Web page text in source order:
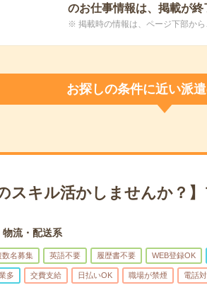
のお仕事情報は、掲載が終
※ 掲載時の情報は、ページ下部から
お探しの条件に近い派
スキル活かしませんか？
物流・配送系
数名募集 英語不要 履歴書不要 WEB登録OK
多 交費支給 日払いOK 職場が禁煙 電話